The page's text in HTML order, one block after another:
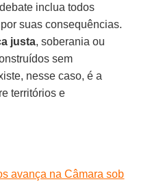
inclua todos
suas consequências.
justa, soberania ou
sem
nesse caso, é a
territórios e
avança na Câmara sob